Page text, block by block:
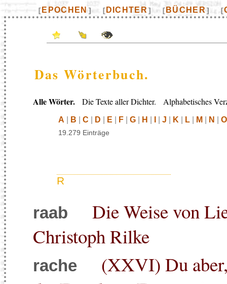
[ EPOCHEN ] [ DICHTER] [ BÜCHER] [
Das Wörterbuch.
Alle Wörter. Die Texte aller Dichter. Alphabetisches
A B C D E F G H J K L M N O
19.279 Einträge
R
raab
Die Weise von
Christoph Rilke
rache
(XXVI) Du